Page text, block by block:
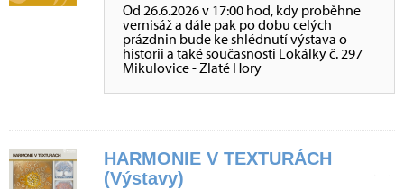
Od 26.6.2026 v 17:00 hod, kdy proběhne
vernisáž a dále pak po dobu celých
prázdnin bude ke shlédnutí výstava o
historii a také současnosti Lokálky č. 297
Mikulovice - Zlaté Hory
HARMONIE V TEXTURÁCH
(Výstavy)